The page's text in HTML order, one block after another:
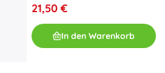
21,50 €
In den Warenkorb